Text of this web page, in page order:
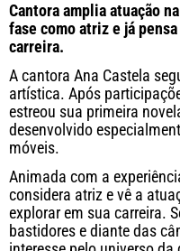
Cantora amplia atuação
fase como atriz e já
carreira.
A cantora Ana Castela
artística. Após
estreou sua primeira
desenvolvido
móveis.
Animada com a
considera atriz e vê a
explorar em sua carreira.
bastidores e diante das